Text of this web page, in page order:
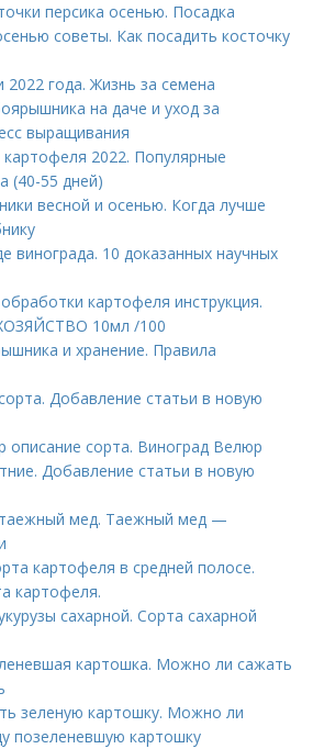
персика осенью. Посадка
советы. Как посадить косточку
года. Жизнь за семена
на даче и уход за
выращивания
картофеля 2022. Популярные
(40-55 дней)
весной и осенью. Когда лучше
винограда. 10 доказанных научных
картофеля инструкция.
10мл /100
и хранение. Правила
Добавление статьи в новую
описание сорта. Виноград Велюр
Добавление статьи в новую
мед. Таежный мед —
картофеля в средней полосе.
картофеля.
сахарной. Сорта сахарной
картошка. Можно ли сажать
зеленую картошку. Можно ли
позеленевшую картошку